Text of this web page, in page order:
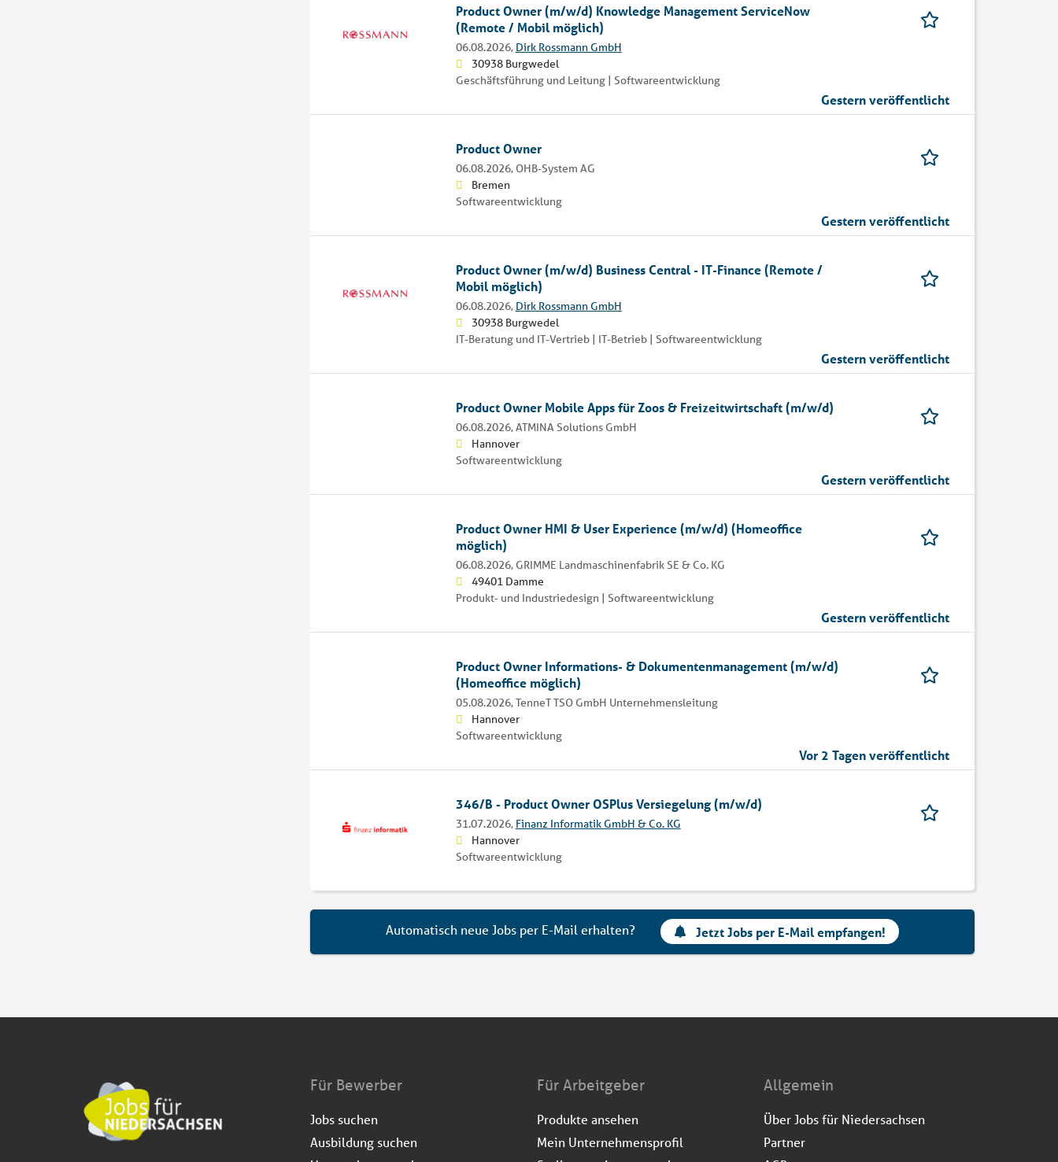
Product Owner (m/w/d) Knowledge Management ServiceNow
(Remote / Mobil möglich)
06.08.2026, Dirk Rossmann GmbH
30938 Burgwedel
Geschäftsführung und Leitung | Softwareentwicklung
Gestern veröffentlicht
Product Owner
06.08.2026, OHB-System AG
Bremen
Softwareentwicklung
Gestern veröffentlicht
Product Owner (m/w/d) Business Central - IT-Finance (Remote /
Mobil möglich)
06.08.2026, Dirk Rossmann GmbH
30938 Burgwedel
IT-Beratung und IT-Vertrieb | IT-Betrieb | Softwareentwicklung
Gestern veröffentlicht
Product Owner Mobile Apps für Zoos & Freizeitwirtschaft (m/w/d)
06.08.2026,ATMINA Solutions GmbH
Hannover
Softwareentwicklung
Gestern veröffentlicht
Product Owner HMI & User Experience (m/w/d) (Homeoffice
möglich)
06.08.2026, GRIMME Landmaschinenfabrik SE & Co. KG
49401 Damme
Produkt- und Industriedesign | Softwareentwicklung
Gestern veröffentlicht
Product Owner Informations- & Dokumentenmanagement (m/w/d)
(Homeoffice möglich)
05.08.2026,TenneT TSO GmbH Unternehmensleitung
Hannover
Softwareentwicklung
Vor 2 Tagen veröffentlicht
346/B - Product Owner OSPlus Versiegelung (m/w/d)
31.07.2026, Finanz Informatik GmbH & Co. KG
Hannover
Softwareentwicklung
Automatisch neue Jobs per E-Mail erhalten? Jetzt Jobs per E-Mail empfangen!
Für Bewerber
Jobs suchen
Ausbildung suchen
Für Arbeitgeber
Produkte ansehen
Mein Unternehmensprofil
Allgemein
Über Jobs für Niedersachsen
Partner